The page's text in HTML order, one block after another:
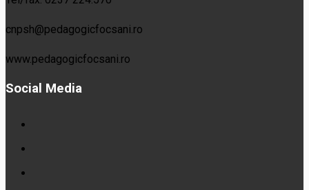
cnpsh@pedagogicfocsani.ro
www.pedagogicfocsani.ro
Social Media